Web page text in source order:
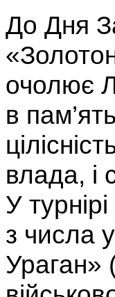
До Дня
очолює
в
влада, і
У
з числа
Ураган»